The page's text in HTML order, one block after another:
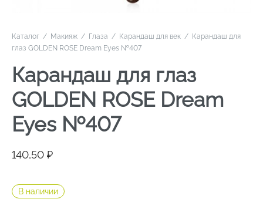
Каталог / Макияж / Глаза / Карандаш для век / Карандаш для
глаз GOLDEN ROSE Dream Eyes №407
Карандаш для глаз
GOLDEN ROSE Dream
Eyes №407
140,50 ₽
В наличии